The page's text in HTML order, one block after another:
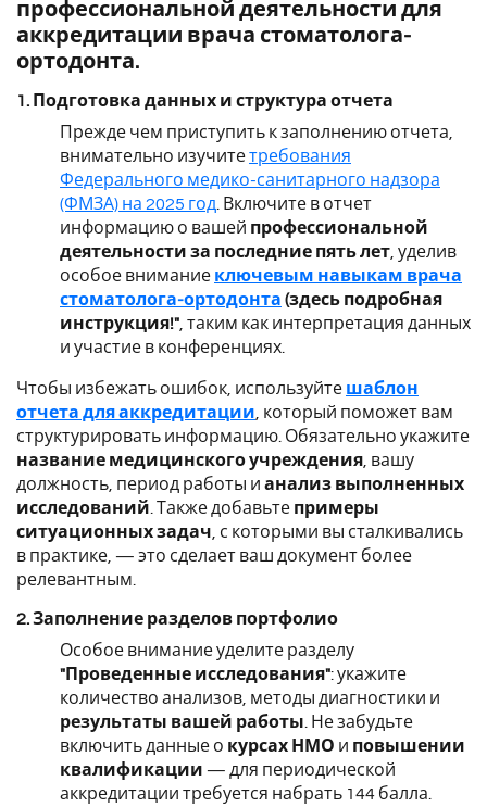
профессиональной деятельности для
аккредитации врача стоматолога-
ортодонта.
1. Подготовка данных и структура отчета
Прежде чем приступить к заполнению отчета,
внимательно изучитетребования
Федерального медико-санитарного надзора
(ФМЗА) на 2025 год . Включите в отчет
информацию о вашей профессиональной
деятельности за последние пять лет , уделив
особое внимание ключевым навыкам врача
стоматолога-ортодонта (здесь подробная
инструкция!" , таким как интерпретация данных
и участие в конференциях.
Чтобы избежать ошибок, используйте шаблон
отчета для аккредитации , который поможет вам
структурировать информацию. Обязательно укажите
название медицинского учреждения , вашу
должность, период работы и анализ выполненных
исследований . Также добавьте примеры
ситуационных задач , с которыми вы сталкивались
в практике, — это сделает ваш документ более
релевантным.
2. Заполнение разделов портфолио
Особое внимание уделите разделу
"Проведенные исследования": укажите
количество анализов, методы диагностики и
результаты вашей работы . Не забудьте
включить данные о курсах НМО и повышении
квалификации — для периодической
аккредитации требуется набрать 144 балла.